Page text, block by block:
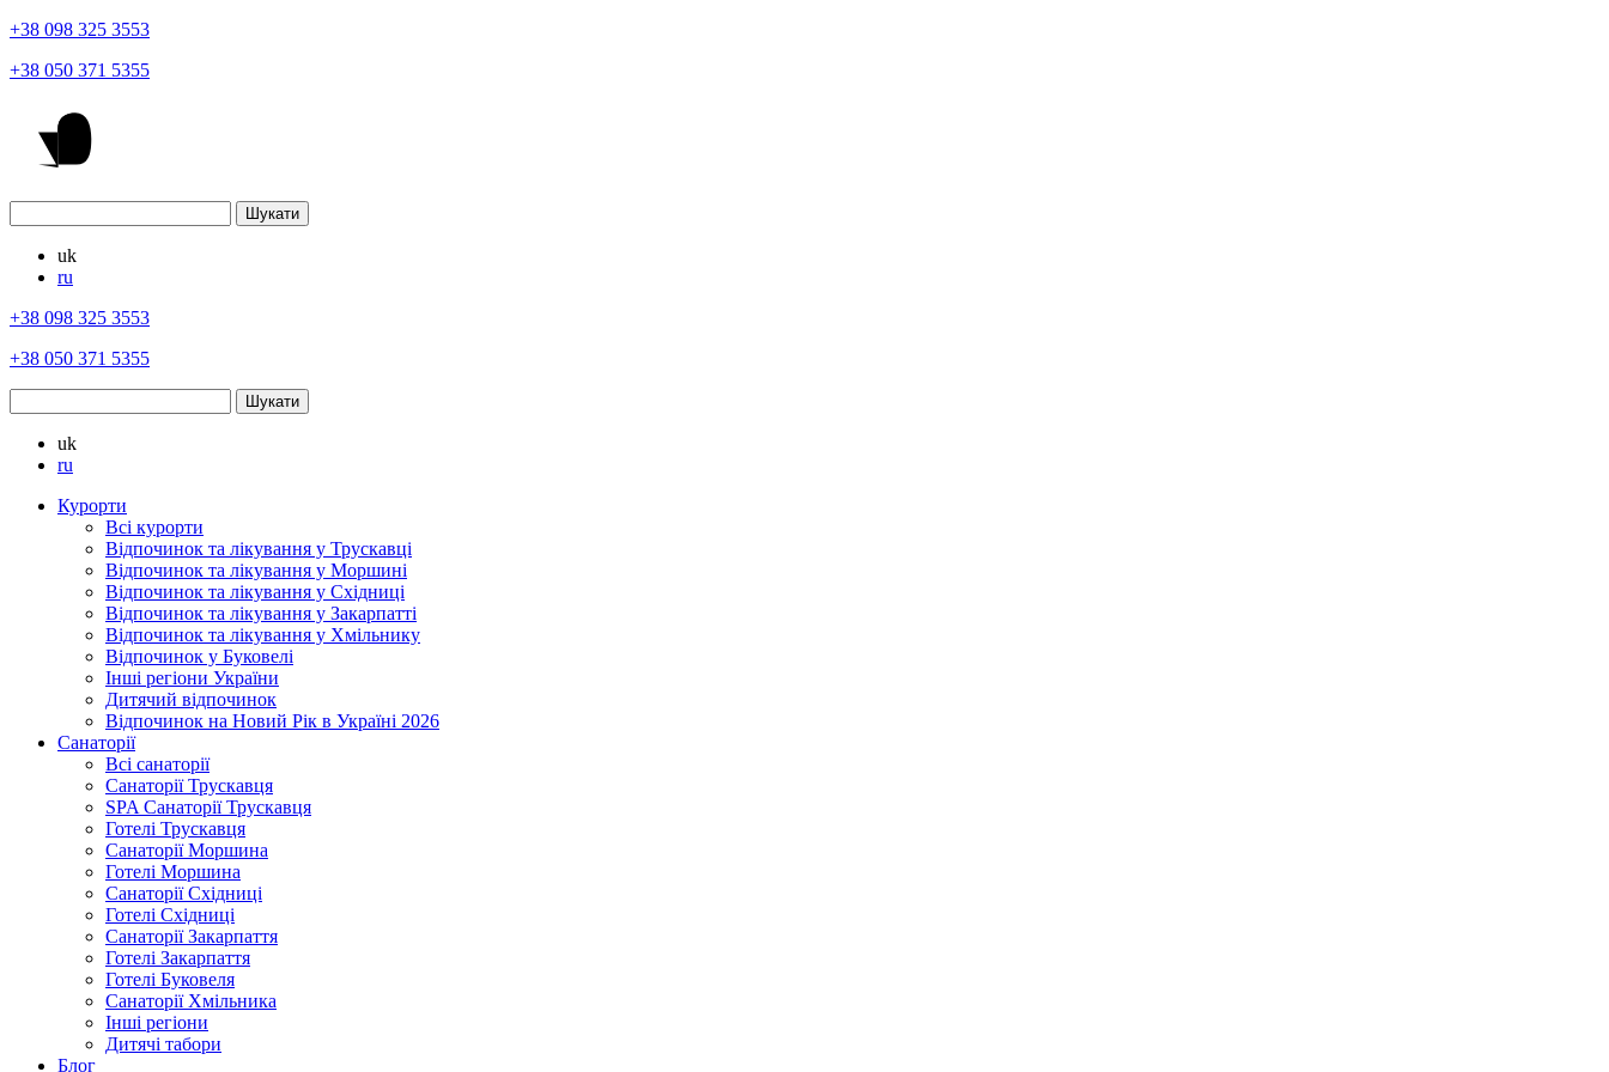
+38 098 325 3553
+38 050 371 5355
uk
ru
+38 098 325 3553
+38 050 371 5355
uk
ru
Курорти
Всі курорти
Відпочинок та лікування у Трускавці
Відпочинок та лікування у Моршині
Відпочинок та лікування у Східниці
Відпочинок та лікування у Закарпатті
Відпочинок та лікування у Хмільнику
Відпочинок у Буковелі
Інші регіони України
Дитячий відпочинок
Відпочинок на Новий Рік в Україні 2026
Санаторії
Всі санаторії
Санаторії Трускавця
SPA Санаторії Трускавця
Готелі Трускавця
Санаторії Моршина
Готелі Моршина
Санаторії Східниці
Готелі Східниці
Санаторії Закарпаття
Готелі Закарпаття
Готелі Буковеля
Санаторії Хмільника
Інші регіони
Дитячі табори
Блог